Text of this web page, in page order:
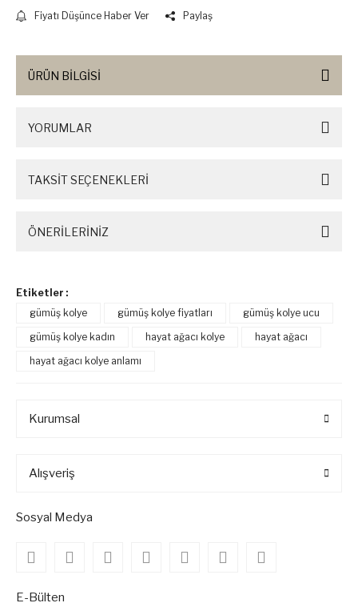
Fiyatı Düşünce Haber Ver Paylaş
ÜRÜN BİLGİSİ
YORUMLAR
TAKSİT SEÇENEKLERİ
ÖNERİLERİNİZ
Etiketler :
gümüş kolye
gümüş kolye fiyatları
gümüş kolye ucu
gümüş kolye kadın
hayat ağacı kolye
hayat ağacı
hayat ağacı kolye anlamı
Kurumsal
Alışveriş
Sosyal Medya
E-Bülten